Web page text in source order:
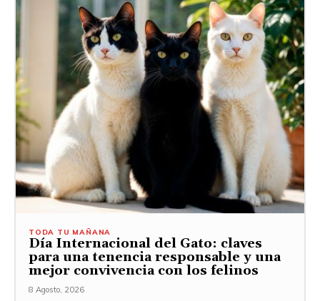
TODA TU MAÑANA
Día Internacional del Gato: claves
para una tenencia responsable y una
mejor convivencia con los felinos
8 Agosto, 2026